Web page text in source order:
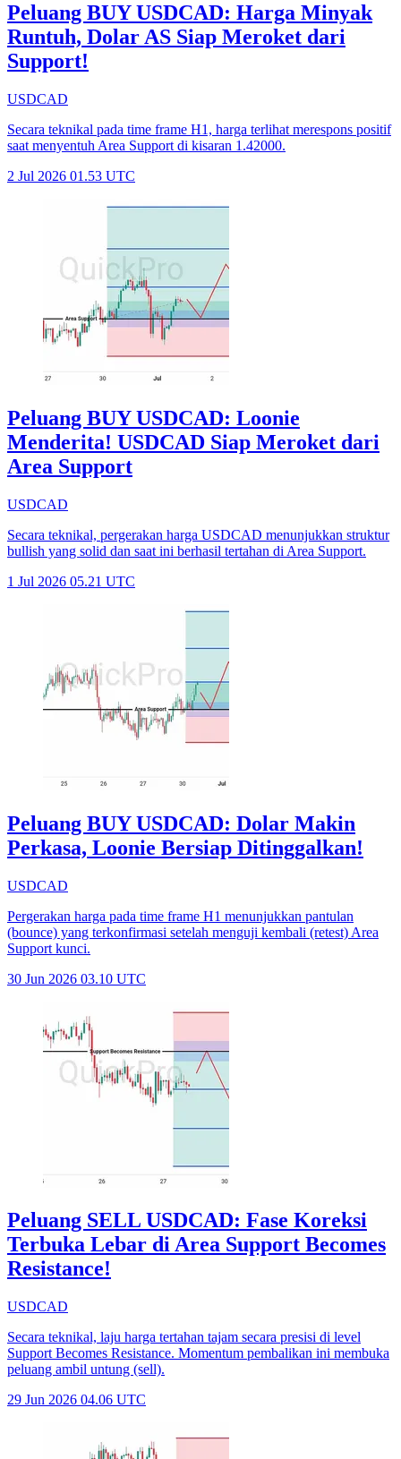
Peluang BUY USDCAD: Harga Minyak
Runtuh, Dolar AS Siap Meroket dari
Support!
USDCAD
Secara teknikal pada time frame H1, harga terlihat merespons positif
saat menyentuh Area Support di kisaran 1.42000.
2 Jul 2026 01.53 UTC
Peluang BUY USDCAD: Loonie
Menderita! USDCAD Siap Meroket dari
Area Support
USDCAD
Secara teknikal, pergerakan harga USDCAD menunjukkan struktur
bullish yang solid dan saat ini berhasil tertahan di Area Support.
1 Jul 2026 05.21 UTC
Peluang BUY USDCAD: Dolar Makin
Perkasa, Loonie Bersiap Ditinggalkan!
USDCAD
Pergerakan harga pada time frame H1 menunjukkan pantulan
(bounce) yang terkonfirmasi setelah menguji kembali (retest) Area
Support kunci.
30 Jun 2026 03.10 UTC
Peluang SELL USDCAD: Fase Koreksi
Terbuka Lebar di Area Support Becomes
Resistance!
USDCAD
Secara teknikal, laju harga tertahan tajam secara presisi di level
Support Becomes Resistance. Momentum pembalikan ini membuka
peluang ambil untung (sell).
29 Jun 2026 04.06 UTC